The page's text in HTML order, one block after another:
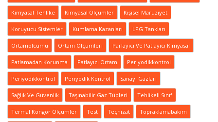
Kimyasal Tehlike Kimyasal Ölçümler Kişisel Maruziyet
Koruyucu Sistemler Kumlama Kazanları LPG Tankları
Ortamolcumu Ortam Ölçümleri Parlayıcı Ve Patlayıcı Kimyasal
Patlamadan Korunma Patlayıcı Ortam Periyodikkontrol
Periyodikkontrol Periyodik Kontrol Sanayi Gazları
Sağlık Ve Güvenlik Taşınabilir Gaz Tüpleri Tehlikeli Sınıf
Termal Kongor Ölçümler Test Teçhizat Topraklamabakim